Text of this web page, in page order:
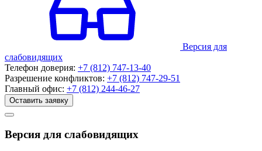
Версия для
слабовидящих
Телефон доверия: +7 (812) 747-13-40
Разрешение конфликтов: +7 (812) 747-29-51
Главный офис: +7 (812) 244-46-27
Оставить заявку
Версия для слабовидящих